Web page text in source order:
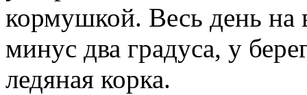
кормушкой. Весь день на
минус два градуса, у
ледяная корка.